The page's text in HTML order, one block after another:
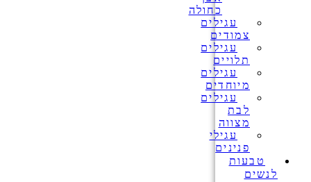
כחולה
עגילים
צמודים
עגילים
תלויים
עגילים
מיוחדים
עגילים
לבת
מצווה
עגילי
פנינים
טבעות
לנשים